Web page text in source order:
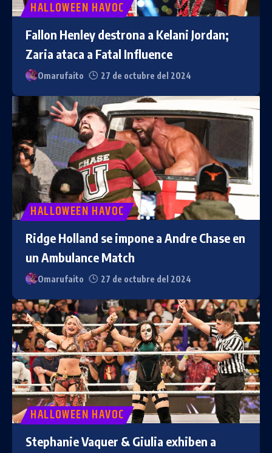
HALLOWEEN HAVOC
Fallon Henley destrona a Kelani Jordan;
Zaria ataca a Fatal Influence
Omarufaito 27 de octubre del 2024
HALLOWEEN HAVOC
Ridge Holland se impone a Andre Chase en
un Ambulance Match
Omarufaito 27 de octubre del 2024
HALLOWEEN HAVOC
Stephanie Vaquer & Giulia exhiben a